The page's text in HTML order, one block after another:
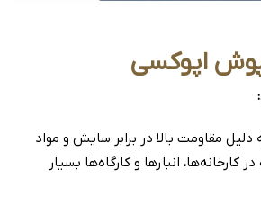
اپوکسی
:
مقاومت بالا در برابر سایش و مواد
کارخانه‌ها، انبارها و کارگاه‌ها بسیار